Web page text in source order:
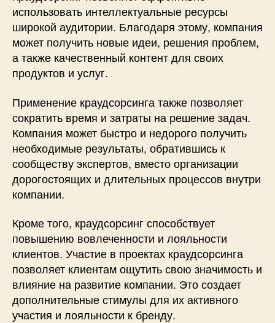
использовать интеллектуальные ресурсы
широкой аудитории. Благодаря этому, компания
может получить новые идеи, решения проблем,
а также качественный контент для своих
продуктов и услуг.
Применение краудсорсинга также позволяет
сократить время и затраты на решение задач.
Компания может быстро и недорого получить
необходимые результаты, обратившись к
сообществу экспертов, вместо организации
дорогостоящих и длительных процессов внутри
компании.
Кроме того, краудсорсинг способствует
повышению вовлеченности и лояльности
клиентов. Участие в проектах краудсорсинга
позволяет клиентам ощутить свою значимость и
влияние на развитие компании. Это создает
дополнительные стимулы для их активного
участия и лояльности к бренду.